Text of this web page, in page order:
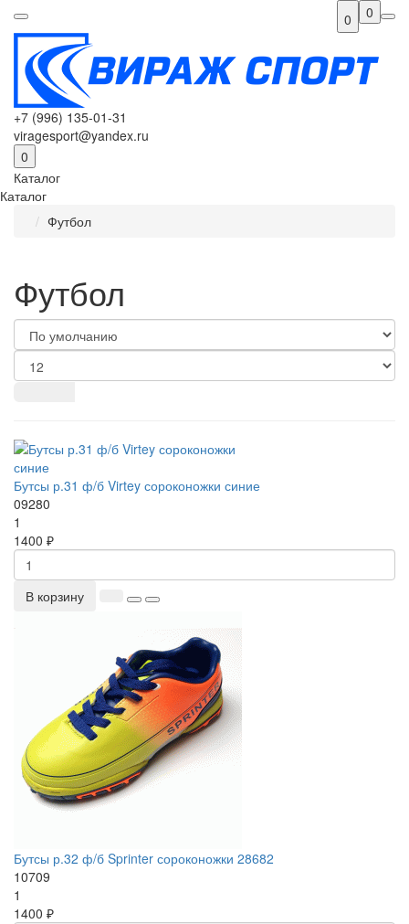
0
0
+7 (996) 135-01-31
viragesport@yandex.ru
0
Каталог
Каталог
Футбол
Футбол
Бутсы р.31 ф/б Virtey сороконожки синие
09280
1
1400 ₽
В корзину
Бутсы р.32 ф/б Sprinter сороконожки 28682
10709
1
1400 ₽